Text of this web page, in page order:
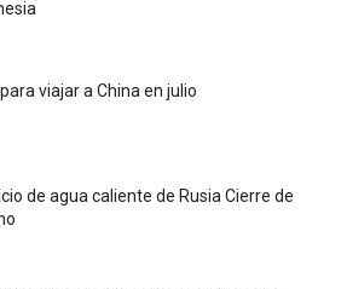
viajar a China en julio
de agua caliente de Rusia Cierre de